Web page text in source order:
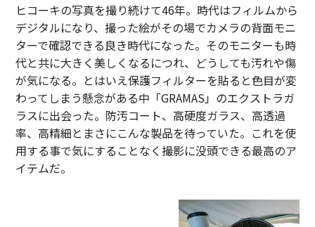
ヒコーキの写真を撮り続けて46年。時代はフィルムから
デジタルになり、撮った絵がその場でカメラの背面モニ
ターで確認できる良き時代になった。そのモニターも時
代と共に大きく美しくなるにつれ、どうしても汚れや傷
が気になる。とはいえ保護フィルターを貼ると色目が変
わってしまう懸念がある中「GRAMAS」のエクストラガ
ラスに出会った。防汚コート、高硬度ガラス、高透過
率、高精細とまさにこんな製品を待っていた。これを使
用する事で気にすることなく撮影に没頭できる最高のア
イテムだ。